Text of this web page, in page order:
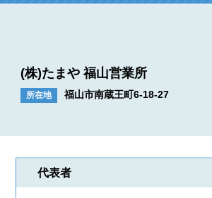
(株)たまや 福山営業所
所在地 福山市南蔵王町6-18-27
代表者